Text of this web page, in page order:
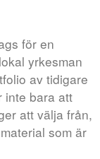
för en
yrkesman
av tidigare
inte bara att
att välja från,
som är